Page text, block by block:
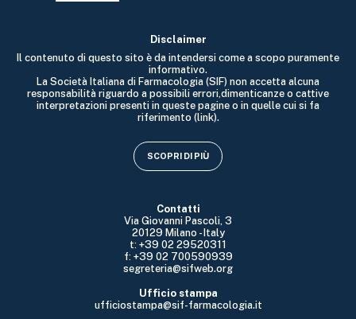
Contatti
Via Giovanni Pascoli, 3
20129 Milano - Italy
t: +39 02 29520311
f: +39 02 700590939
segreteria@sifweb.org
Ufficio stampa
ufficiostampa@sif-farmacologia.it
Disclaimer
Il contenuto di questo sito è da intendersi come a scopo puramente
informativo.
La Società Italiana di Farmacologia (SIF) non accetta alcuna
responsabilità riguardo a possibili errori,dimenticanze o cattive
interpretazioni presenti in queste pagine o in quelle cui si fa
riferimento (link).
SCOPRI DI PIÙ